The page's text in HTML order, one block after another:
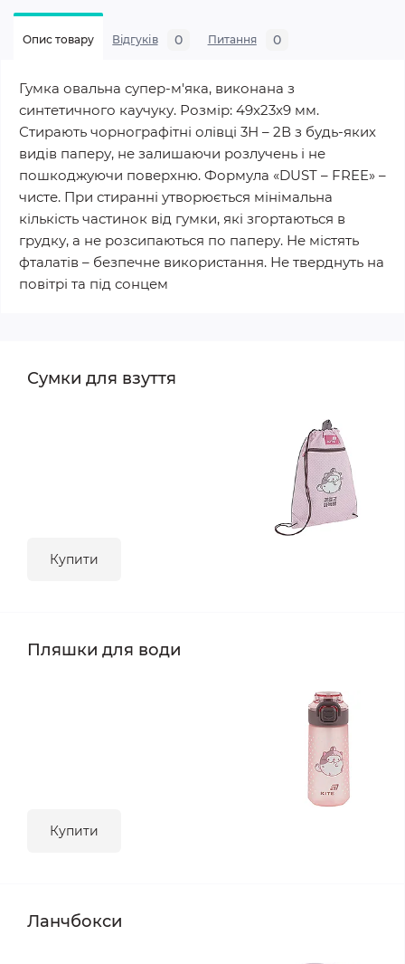
Опис товару Відгуків 0 Питання 0
Гумка овальна супер-м'яка, виконана з
синтетичного каучуку. Розмір: 49x23x9 мм.
Стирають чорнографітні олівці 3Н – 2В з будь-яких
видів паперу, не залишаючи розлучень і не
пошкоджуючи поверхню. Формула «DUST – FREE» –
чисте. При стиранні утворюється мінімальна
кількість частинок від гумки, які згортаються в
грудку, а не розсипаються по паперу. Не містять
фталатів – безпечне використання. Не тверднуть на
повітрі та під сонцем
Сумки для взуття
Купити
Пляшки для води
Купити
Ланчбокси